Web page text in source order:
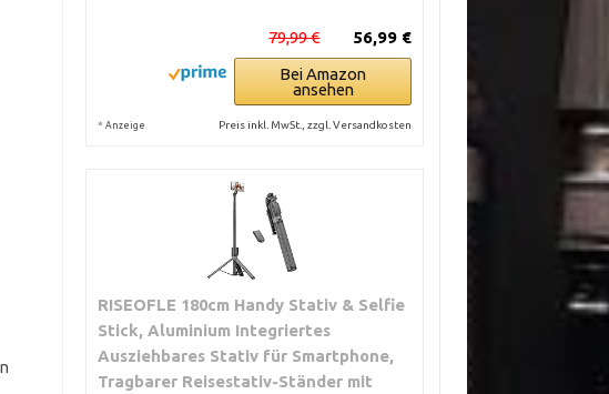
56,99 €
79,99 €
Bei Amazon
ansehen
* Anzeige Preis inkl. MwSt., zzgl. Versandkosten
RISEOFLE 180cm Handy Stativ & Selfie
Stick, Aluminium Integriertes
Ausziehbares Stativ für Smartphone,
Tragbarer Reisestativ-Ständer mit